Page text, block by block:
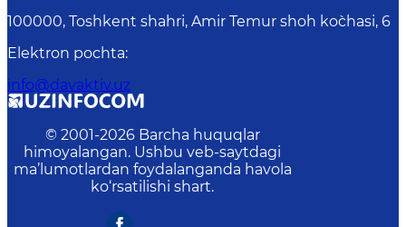
100000, Toshkent shahri, Amir Temur shoh ko`chasi, 6
Elektron pochta:
info@davaktiv.uz
© 2001-2026 Barcha huquqlar
himoyalangan. Ushbu veb-saytdagi
ma’lumotlardan foydalanganda havola
ko‘rsatilishi shart.